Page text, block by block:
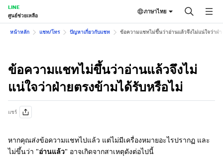
LINE
ศูนย์ช่วยเหลือ
ภาษาไทย
หน้าหลัก แชท/โทร ปัญหาเกี่ยวกับแชท ข้อความแชทไม่ขึ้นว่าอ่านแล้วจึงไม่แน่ใจว่าฝ่า
ข้อความแชทไม่ขึ้นว่าอ่านแล้วจึงไม่
แน่ใจว่าฝ่ายตรงข้ามได้รับหรือไม่
แชร์
หากคุณส่งข้อความแชทไปแล้ว แต่ไม่มีเครื่องหมายอะไรปรากฏ และ
ไม่ขึ้นว่า "อ่านแล้ว" อาจเกิดจากสาเหตุดังต่อไปนี้